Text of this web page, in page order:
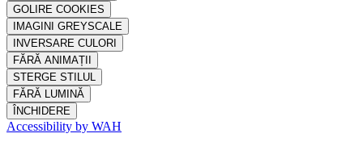
GOLIRE COOKIES
IMAGINI GREYSCALE
INVERSARE CULORI
FĂRĂ ANIMAȚII
STERGE STILUL
FĂRĂ LUMINĂ
ÎNCHIDERE
Accessibility by WAH